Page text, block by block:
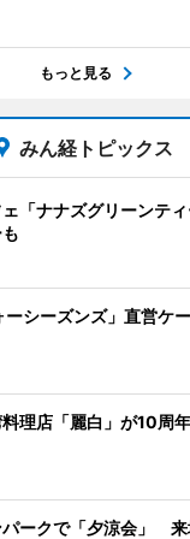
もっと見る
みん経トピックス
「ナナズグリーンテ
シーズンズ」直営ケ
料理店「麗白」が10周
パークで「夕涼会」